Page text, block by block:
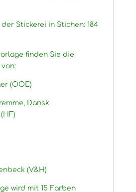
Stickerei in Stichen: 184
finden Sie die
(OOE)
Dansk
(V&H)
wird mit 15 Farben